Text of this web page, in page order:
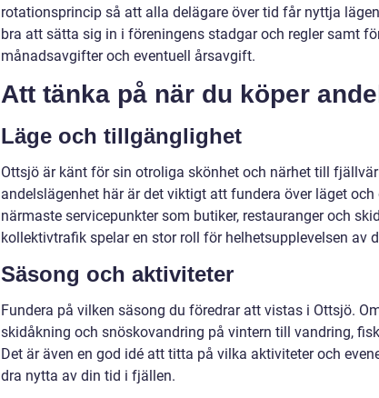
rotationsprincip så att alla delägare över tid får nyttja
bra att sätta sig in i föreningens stadgar och regler samt
månadsavgifter och eventuell årsavgift.
Att tänka på när du köper
Läge och tillgänglighet
Ottsjö är känt för sin otroliga skönhet och närhet till
andelslägenhet här är det viktigt att fundera över läget
närmaste servicepunkter som butiker, restauranger och
kollektivtrafik spelar en stor roll för helhetsupplevelsen av
Säsong och aktiviteter
Fundera på vilken säsong du föredrar att vistas i Ottsjö.
skidåkning och snöskovandring på vintern till vandring,
Det är även en god idé att titta på vilka aktiviteter och
dra nytta av din tid i fjällen.